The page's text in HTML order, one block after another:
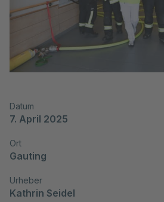
Datum
7. April 2025
Ort
Gauting
Urheber
Kathrin Seidel